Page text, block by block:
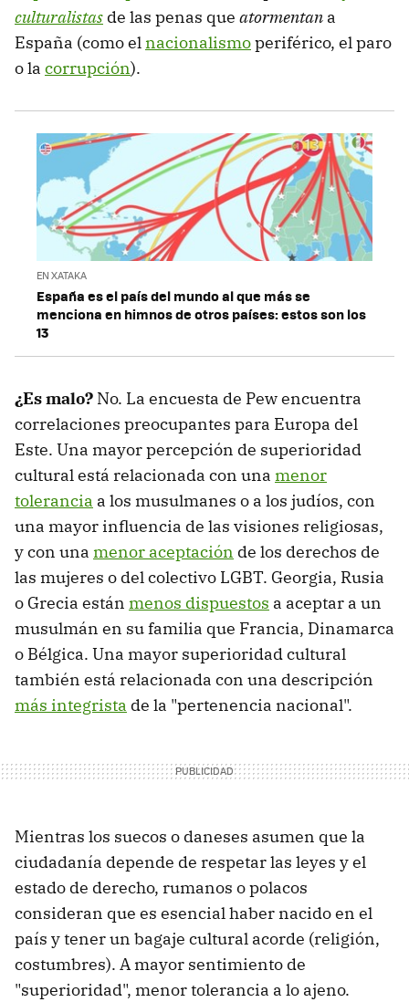
culturalistas de las penas que atormentan a
España (como elnacionalismoperiférico, el paro
o la corrupción).
EN XATAKA
España es el país del mundo al que más se
menciona en himnos de otros países: estos son los
13
¿Es malo? No. La encuesta de Pew encuentra
correlaciones preocupantes para Europa del
Este. Una mayor percepción de superioridad
cultural está relacionada con una menor
tolerancia a los musulmanes o a los judíos, con
una mayor influencia de las visiones religiosas,
y con una menor aceptación de los derechos de
las mujeres o del colectivo LGBT. Georgia, Rusia
o Grecia están menos dispuestos a aceptar a un
musulmán en su familia que Francia, Dinamarca
o Bélgica. Una mayor superioridad cultural
también está relacionada con una descripción
más integrista de la "pertenencia nacional".
Mientras los suecos o daneses asumen que la
ciudadanía depende de respetar las leyes y el
estado de derecho, rumanos o polacos
consideran que es esencial haber nacido en el
país y tener un bagaje cultural acorde (religión,
costumbres). A mayor sentimiento de
"superioridad", menor tolerancia a lo ajeno.